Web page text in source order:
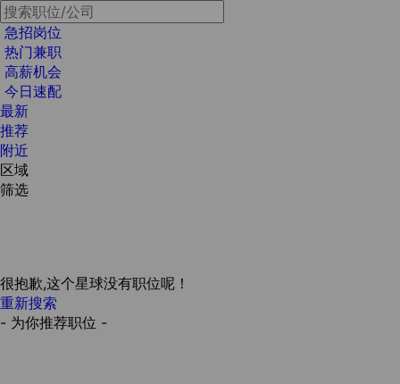
急招岗位
热门兼职
高薪机会
今日速配
最新
推荐
附近
区域
筛选
很抱歉,这个星球没有职位呢！
重新搜索
- 为你推荐职位 -